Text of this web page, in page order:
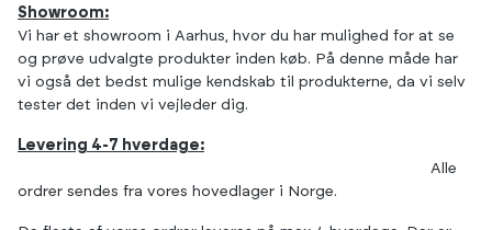
Showroom:
Vi har et showroom i Aarhus, hvor du har mulighed for at se
og prøve udvalgte produkter inden køb. På denne måde har
vi også det bedst mulige kendskab til produkterne, da vi selv
tester det inden vi vejleder dig.
Levering 4-7 hverdage:
Alle
ordrer sendes fra vores hovedlager i Norge.